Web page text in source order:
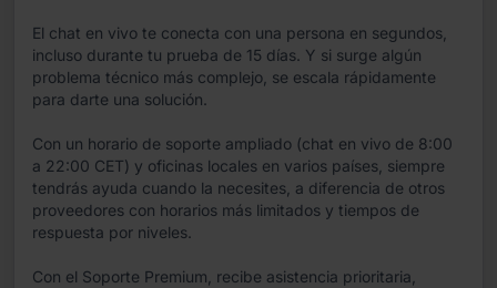
El chat en vivo te conecta con una persona en segundos,
incluso durante tu prueba de 15 días. Y si surge algún
problema técnico más complejo, se escala rápidamente
para darte una solución.
Con un horario de soporte ampliado (chat en vivo de 8:00
a 22:00 CET) y oficinas locales en varios países, siempre
tendrás ayuda cuando la necesites, a diferencia de otros
proveedores con horarios más limitados y tiempos de
respuesta por niveles.
Con el Soporte Premium, recibe asistencia prioritaria,